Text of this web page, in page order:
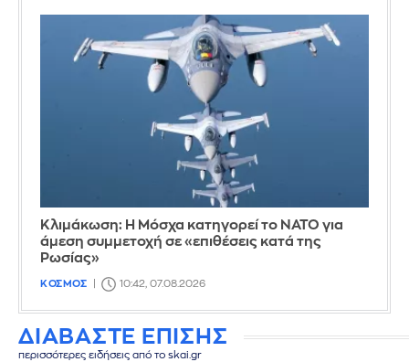
Κλιμάκωση: Η Μόσχα κατηγορεί το ΝΑΤΟ για
άμεση συμμετοχή σε «επιθέσεις κατά της
Ρωσίας»
ΚΟΣΜΟΣ 10:42, 07.08.2026
ΔΙΑΒΑΣΤΕ ΕΠΙΣΗΣ
περισσότερες ειδήσεις από το skai.gr